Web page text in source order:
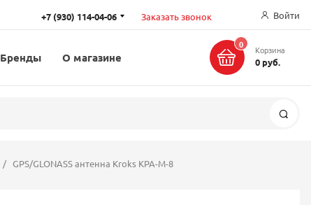
+7 (930) 114-04-06 Заказать звонок Войти
Бренды О магазине
0 Корзина
0 руб.
GPS/GLONASS антенна Kroks KPA-M-8